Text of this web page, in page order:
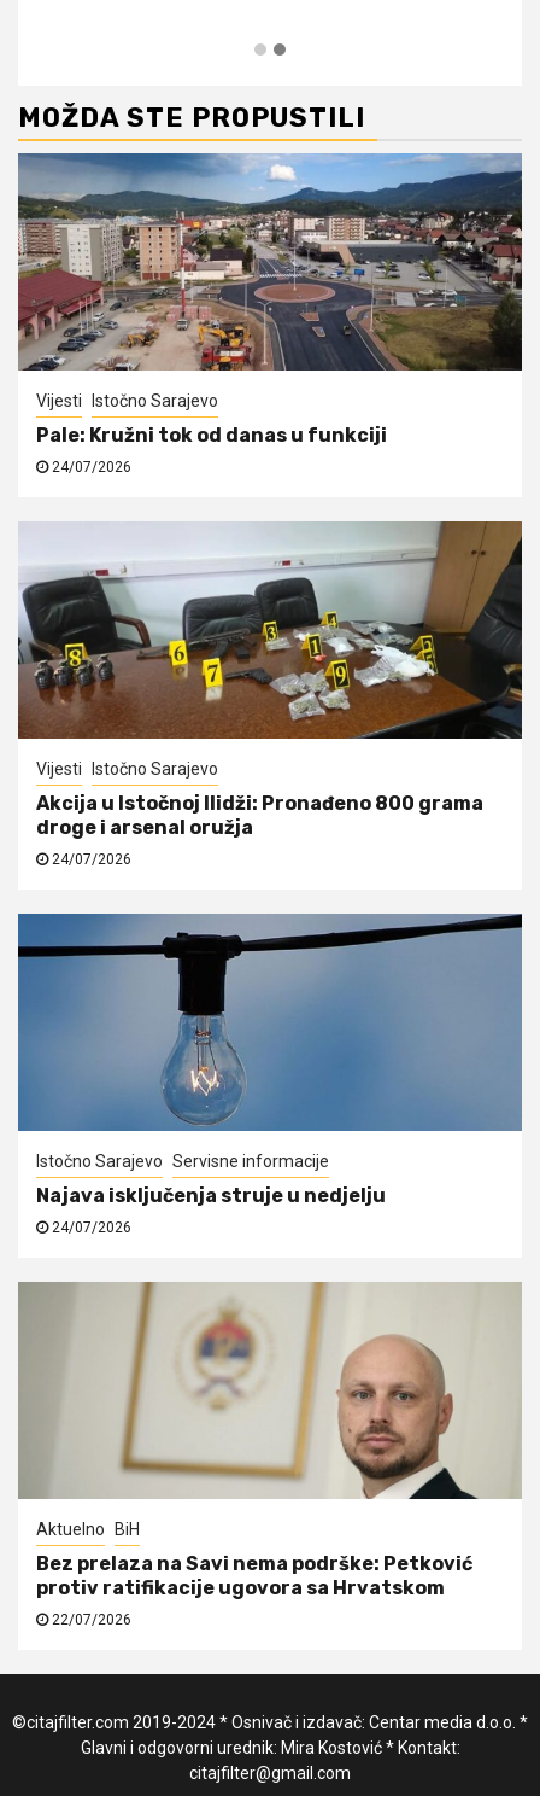
MOŽDA STE PROPUSTILI
Vijesti Istočno Sarajevo
Pale: Kružni tok od danas u funkciji
24/07/2026
Vijesti Istočno Sarajevo
Akcija u Istočnoj Ilidži: Pronađeno 800 grama
droge i arsenal oružja
24/07/2026
Istočno Sarajevo Servisne informacije
Najava isključenja struje u nedjelju
24/07/2026
Aktuelno BiH
Bez prelaza na Savi nema podrške: Petković
protiv ratifikacije ugovora sa Hrvatskom
22/07/2026
©citajfilter.com 2019-2024 * Osnivač i izdavač: Centar media d.o.o. *
Glavni i odgovorni urednik: Mira Kostović * Kontakt:
citajfilter@gmail.com